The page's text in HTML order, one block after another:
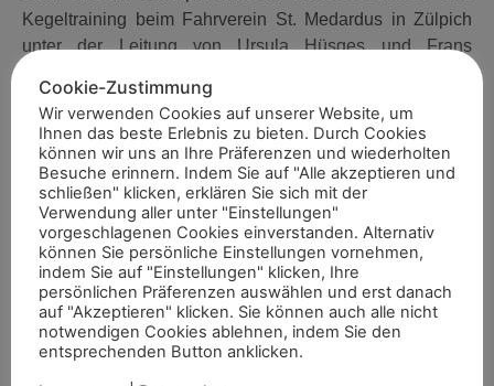
Kegeltraining beim Fahrverein St. Medardus in Zülpich
unter der Leitung von Ursula Hüsges und Frans
für die Jugendlichen, die sich zur Deutschen
Jugendmeisterschaft qualifizieren, bei Bedarf individuelle
Trainings nach Absprache an.
Fotos: privat
Artikel teilen
Cookie-Zustimmung
Wir verwenden Cookies auf unserer Website, um
Ihnen das beste Erlebnis zu bieten. Durch Cookies
können wir uns an Ihre Präferenzen und wiederholten
Besuche erinnern. Indem Sie auf "Alle akzeptieren und
schließen" klicken, erklären Sie sich mit der
Verwendung aller unter "Einstellungen"
vorgeschlagenen Cookies einverstanden. Alternativ
können Sie persönliche Einstellungen vornehmen,
indem Sie auf "Einstellungen" klicken, Ihre
persönlichen Präferenzen auswählen und erst danach
auf "Akzeptieren" klicken. Sie können auch alle nicht
notwendigen Cookies ablehnen, indem Sie den
entsprechenden Button anklicken.